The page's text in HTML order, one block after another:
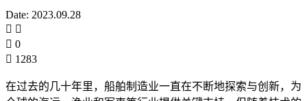
Date: 2023.09.28
0
1283
在过去的几十年里，船舶制造业一直在不断地探索与创新，为